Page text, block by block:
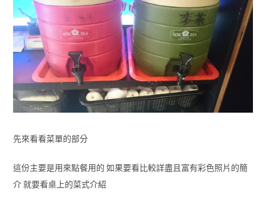
先來看看菜單的部分
這份主要是用來點餐用的 如果要看比較詳盡且富有彩色照片的簡
介 就要看桌上的菜式介紹